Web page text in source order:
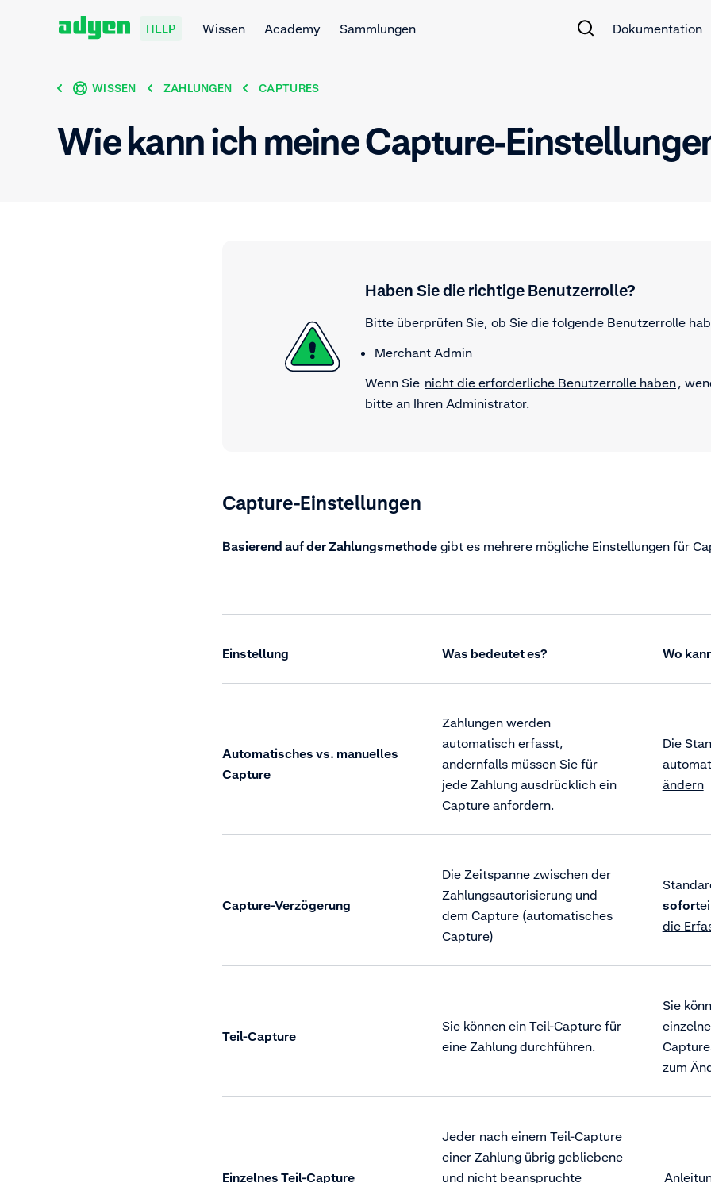
HELP Wissen Academy Sammlungen Dokumentation
WISSEN ZAHLUNGEN CAPTURES
Wie kann ich meine Capture-
Haben Sie die richtige Benutzerrolle?
Bitte überprüfen Sie, ob Sie die folgende Benutzerrolle
Merchant Admin
Wenn Sie nicht die erforderliche Benutzerrolle haben,
bitte an Ihren Administrator.
Capture-Einstellungen
Basierend auf der Zahlungsmethode gibt es mehrere mögliche Einstellungen für
Einstellung Was bedeutet es? Wo
Automatisches vs. manuelles
Capture
Zahlungen werden
automatisch erfasst,
andernfalls müssen Sie für
jede Zahlung ausdrücklich ein
Capture anfordern.
Die
ändern
Capture-Verzögerung
Die Zeitspanne zwischen der
Zahlungsautorisierung und
dem Capture (automatisches
Capture)
sofort
die
Teil-Capture
Sie können ein Teil-Capture für
eine Zahlung durchführen.
Sie
zum
Einzelnes Teil-Capture
Jeder nach einem Teil-Capture
einer Zahlung übrig gebliebene
und nicht beanspruchte